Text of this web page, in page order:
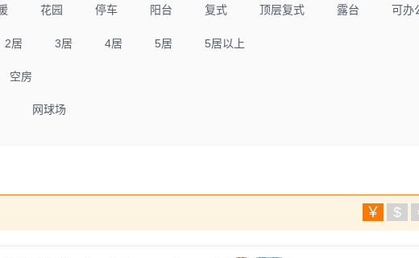
花园 停车 阳台 复式 顶层复式 露台 可办
2居 3居 4居 5居 5居以上
空房
网球场
￥ $